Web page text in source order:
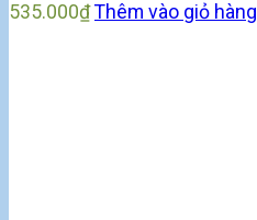
535.000₫ Thêm vào giỏ hàng